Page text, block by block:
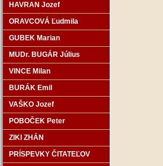
HAVRAN Jozef
ORAVCOVÁ Ľudmila
GUBEK Marian
MUDr. BUGÁR Július
VINCE Milan
BURÁK Emil
VAŠKO Jozef
POBOČEK Peter
ZIKI ZHÁN
PRÍSPEVKY ČITATEĽOV